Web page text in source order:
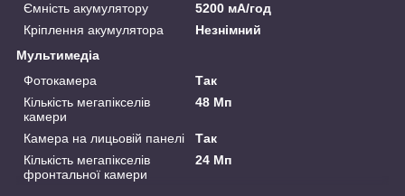
Ємність акумулятору
5200 мА/год
Кріплення акумулятора
Незнімний
Мультимедіа
Фотокамера
Так
Кількість мегапікселів
камери
48 Мп
Камера на лицьовій панелі
Так
Кількість мегапікселів
фронтальної камери
24 Мп